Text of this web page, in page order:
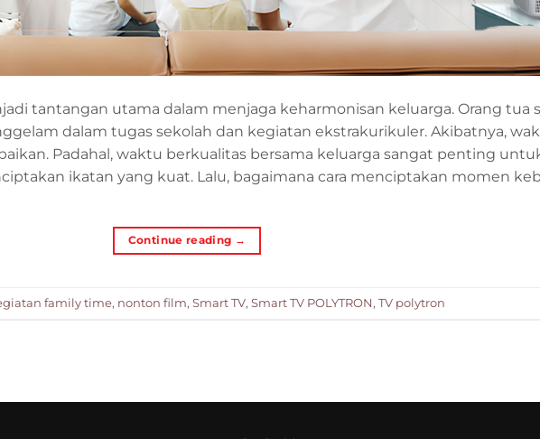
tantangan utama dalam menjaga keharmonisan keluarga. Orang tua
dalam tugas sekolah dan kegiatan ekstrakurikuler. Akibatnya,
Padahal, waktu berkualitas bersama keluarga sangat penting
ikatan yang kuat. Lalu, bagaimana cara menciptakan momen
Continue reading →
family time, nonton film, Smart TV, Smart TV POLYTRON, TV polytron